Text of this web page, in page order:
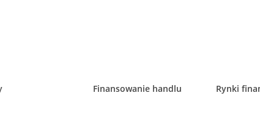
Finansowanie handlu Rynki